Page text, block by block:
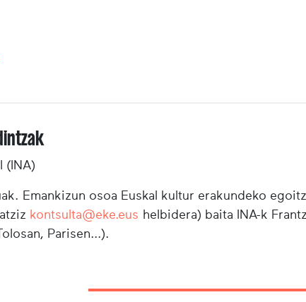
(INA)
Emankizun osoa Euskal kultur erakundeko
kontsulta@eke.eus helbidera) baita INA-k
Parisen...).